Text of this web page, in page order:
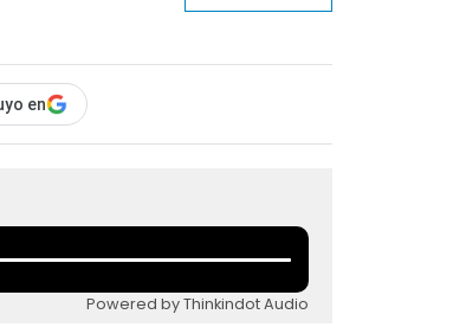
en
Powered by Thinkindot Audio